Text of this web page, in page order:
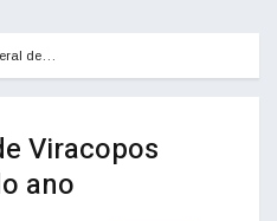
de…
Viracopos
ano